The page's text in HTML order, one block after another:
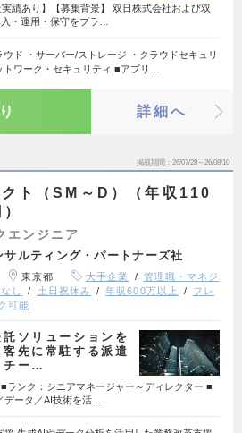
実績あり】【募集背景】 双日株式会社および双
・運用・保守をプラ…
ド ・サーバー/ストレージ ・クラウドセキュリ
ワーク・セキュリティ ■アプリ…
詳細へ
掲載期間 26/07/28～26/08/10
ト（SM～D）（年収110
エンジニア
ルティング・パートナーズ社
東京都 大手企業
管理職・マネジ
し 土日祝休み 年収600万以上
フレ
可能
ソリューションを
先に常駐する派遣
チー…
ランク：シニアマネージャー～ディレクター ■
データ／AI技術を活…